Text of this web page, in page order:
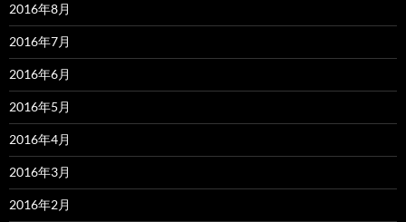
2016年8月
2016年7月
2016年6月
2016年5月
2016年4月
2016年3月
2016年2月